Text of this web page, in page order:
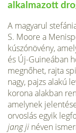
alkalmazott
A magyarul
S. Moore a
kúszónövény,
és Új-Guineában
megnőhet, rajta
nagy, pajzs alakú
korona alakban
amelynek
orvoslás egyik
jang ji néven